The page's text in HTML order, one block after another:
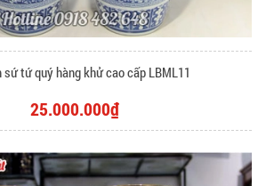
sứ tứ quý hàng khử cao cấp LBML11
25.000.000₫